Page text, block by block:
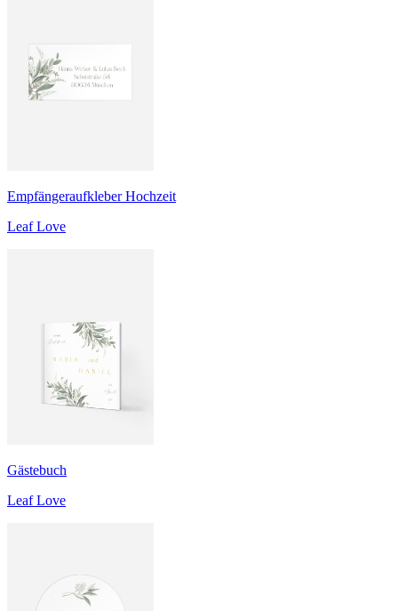
Empfängeraufkleber Hochzeit
Leaf Love
Gästebuch
Leaf Love